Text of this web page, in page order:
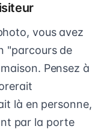
vous avez
"parcours de
Pensez à
là en personne,
par la porte